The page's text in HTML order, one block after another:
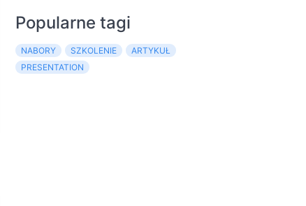
Popularne tagi
NABORY SZKOLENIE
ARTYKUŁ
PRESENTATION